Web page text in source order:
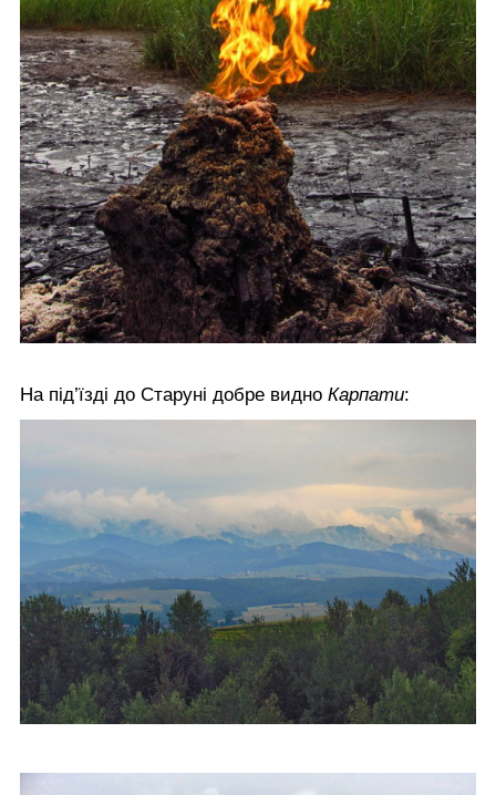
На під’їзді до Старуні добре видно Карпати: